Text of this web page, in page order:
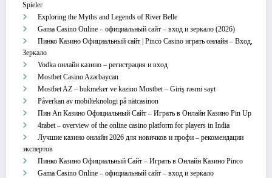
Spieler
Exploring the Myths and Legends of River Belle
Gama Casino Online – официальный сайт – вход и зеркало (2026)
Пинко Казино Официальный сайт | Pinco Casino играть онлайн – Вход,
Зеркало
Vodka онлайн казино – регистрация и вход
Mostbet Casino Azərbaycan
Mostbet AZ – bukmeker ve kazino Mostbet – Giriş rəsmi sayt
Påverkan av mobilteknologi på nätcasinon
Пин Ап Казино Официальный Сайт – Играть в Онлайн Казино Pin Up
4rabet – overview of the online casino platform for players in India
Лучшие казино онлайн 2026 для новичков и профи – рекомендации
экспертов
Пинко Казино Официальный Сайт – Играть в Онлайн Казино Pinco
Gama Casino Online – официальный сайт – вход и зеркало